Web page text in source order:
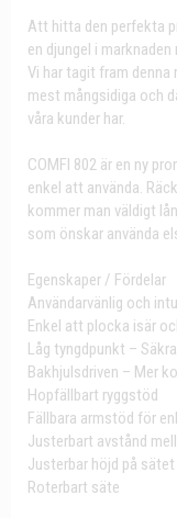
Att hitta den perfekta
en djungel i
Vi har tagit fram denna
mest mångsidiga och
våra kunder har.
COMFI 802 är en ny
enkel att använda.
kommer man väldigt
som önskar använda
Egenskaper / Fördelar
Användarvänlig och
Enkel att plocka isär
Låg tyngdpunkt –
Bakhjulsdriven – Mer
Hopfällbart ryggstöd
Fällbara armstöd för
Justerbart avstånd
Justerbar höjd på sätet
Roterbart säte